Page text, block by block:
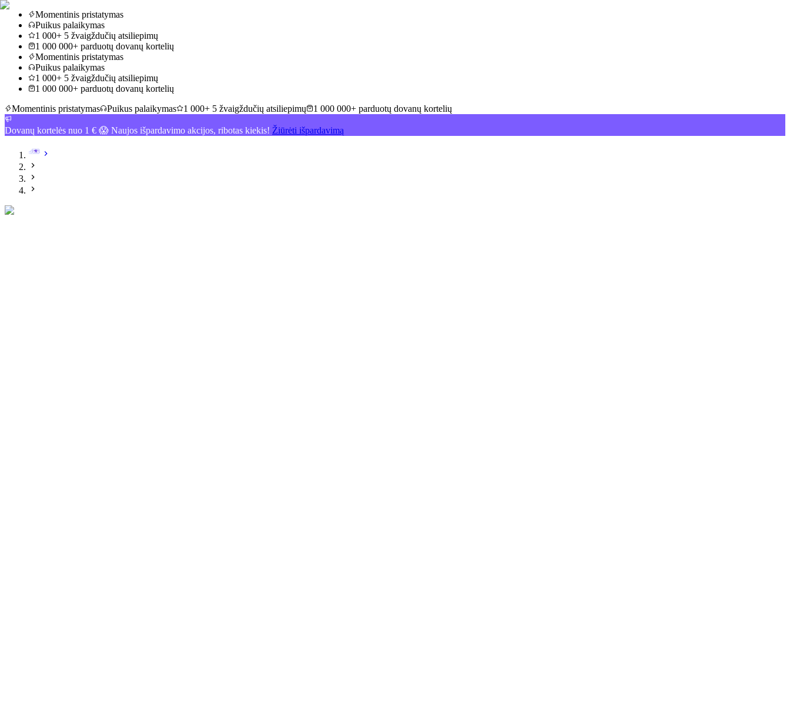
Momentinis pristatymas
Puikus palaikymas
1 000+ 5 žvaigždučių atsiliepimų
1 000 000+ parduotų dovanų kortelių
Momentinis pristatymas
Puikus palaikymas
1 000+ 5 žvaigždučių atsiliepimų
1 000 000+ parduotų dovanų kortelių
Momentinis pristatymas
Puikus palaikymas 1 000+ 5 žvaigždučių atsiliepimų 1 000 000+ parduotų dovanų kortelių
Dovanų kortelės nuo 1 € 😱 Naujos išpardavimo akcijos, ribotas kiekis! Žiūrėti išpardavimą